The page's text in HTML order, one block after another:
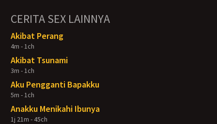
CERITA SEX LAINNYA
Akibat Perang
4m - 1ch
Akibat Tsunami
3m - 1ch
Aku Pengganti Bapakku
5m - 1ch
Anakku Menikahi Ibunya
1j 21m - 45ch